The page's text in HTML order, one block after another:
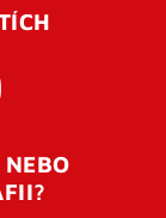
a můžete se
SPAM ve